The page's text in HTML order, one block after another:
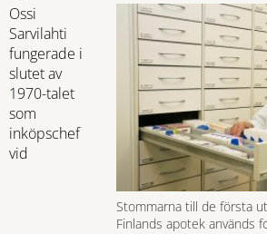
Stommarna till de första
Finlands apotek används
Ossi
Sarvilahti
fungerade i
slutet av
1970-talet
som
inköpschef
vid